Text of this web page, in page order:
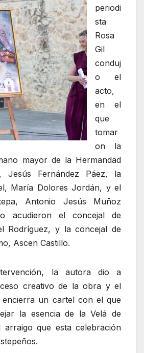
periodi
sta
Rosa
Gil
conduj
o el
acto,
en el
que
tomar
on la
mayor de la Hermandad
Jesús Fernández Páez, la
María Dolores Jordán, y el
Antonio Jesús Muñoz
acudieron el concejal de
Rodríguez, y la concejal de
Ascen Castillo.
la autora dio a
creativo de la obra y el
encierra un cartel con el que
la esencia de la Velá de
que esta celebración